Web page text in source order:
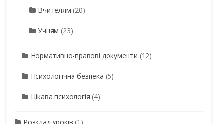
Вчителям (20)
Учням (23)
Нормативно-правові документи (12)
Психологічна безпека (5)
Цікава психологія (4)
Розклад уроків (1)